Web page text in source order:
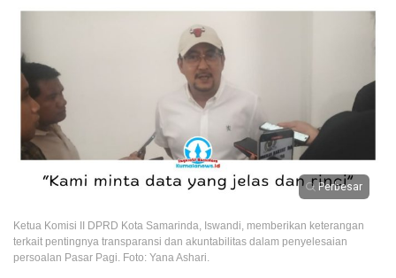
Perbesar
Ketua Komisi II DPRD Kota Samarinda, Iswandi, memberikan keterangan
terkait pentingnya transparansi dan akuntabilitas dalam penyelesaian
persoalan Pasar Pagi. Foto: Yana Ashari.